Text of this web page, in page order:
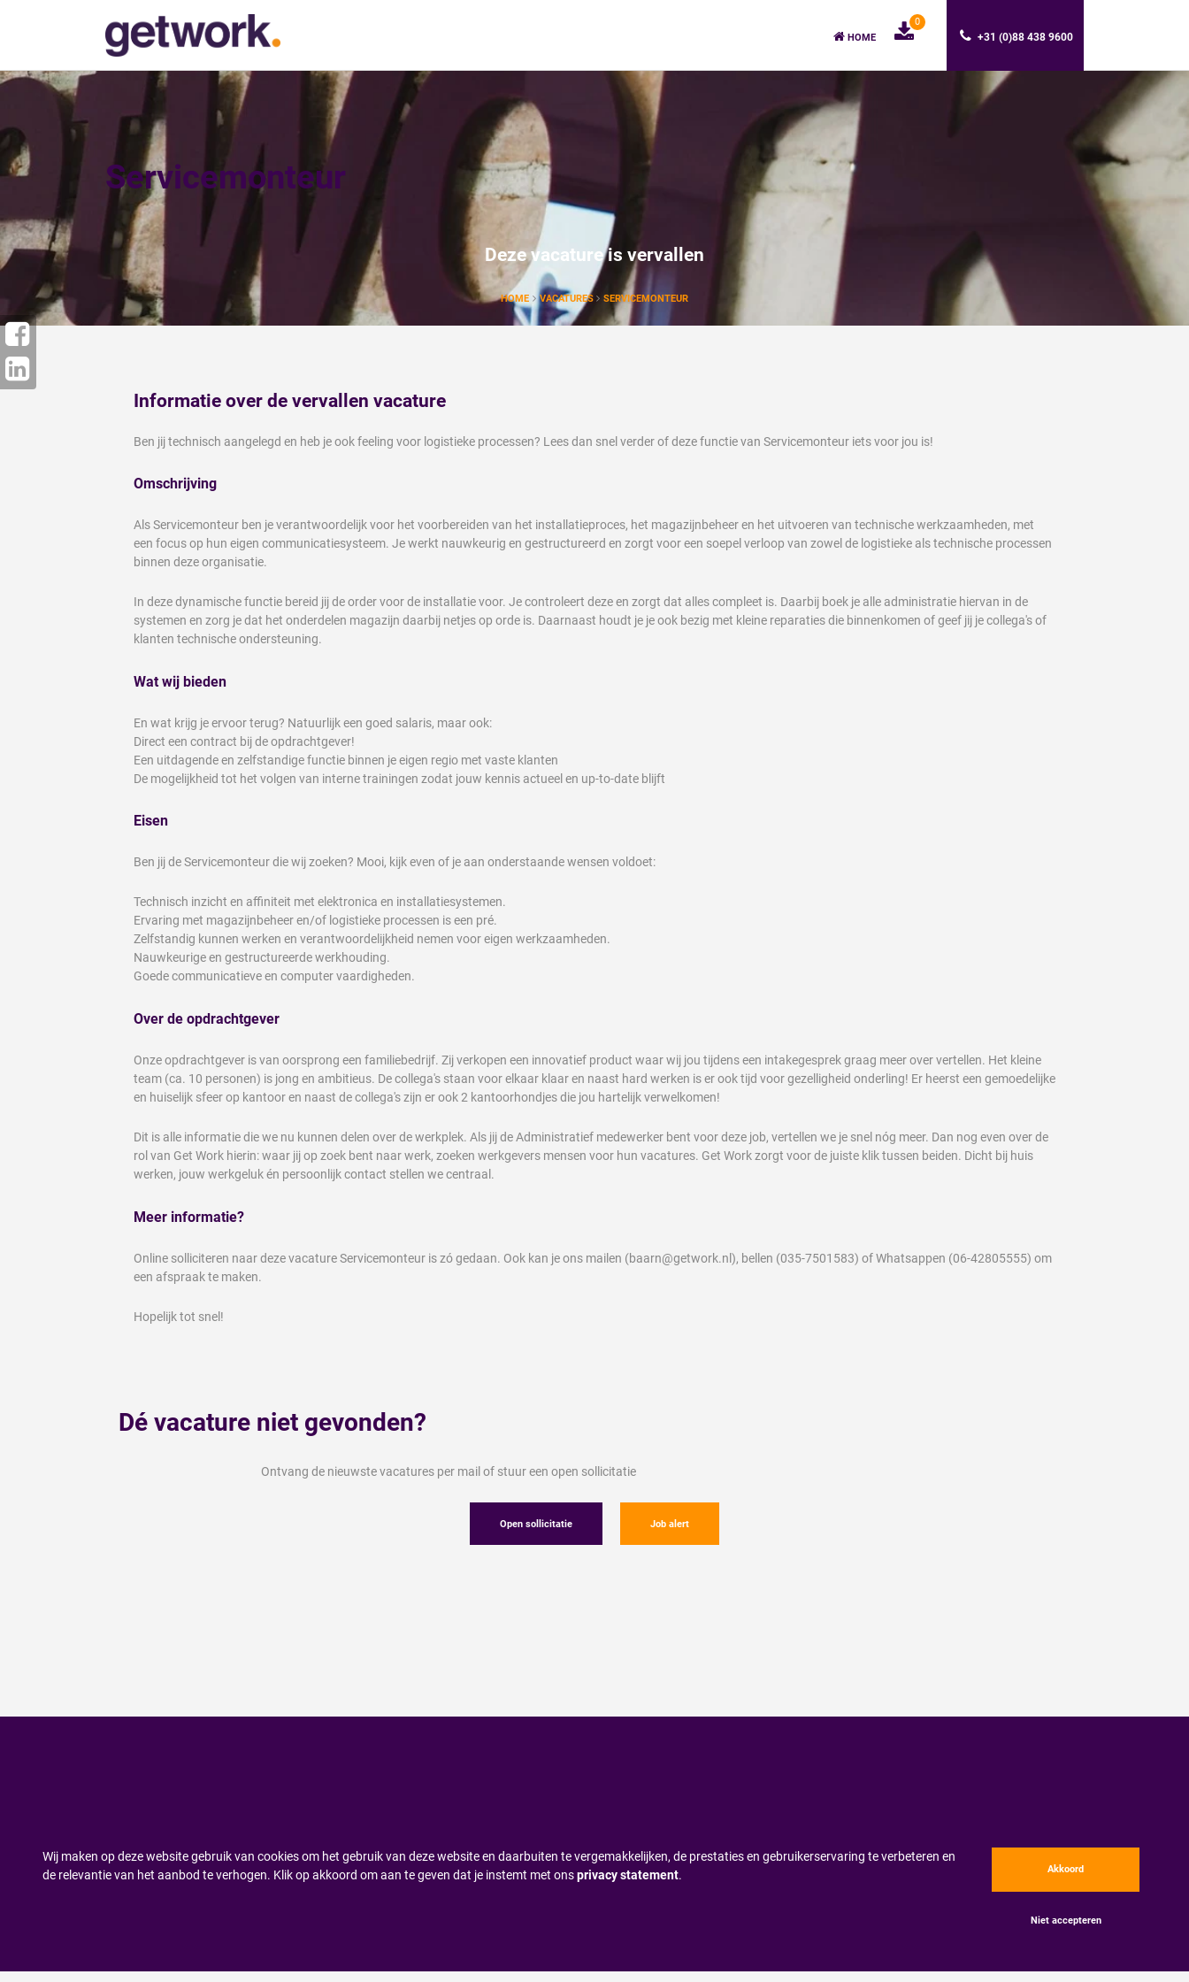
+31 (0)88 438 9600
HOME
0
Servicemonteur
Deze vacature is vervallen
HOME VACATURES SERVICEMONTEUR
Informatie over de vervallen vacature
Ben jij technisch aangelegd en heb je ook feeling voor logistieke processen? Lees dan snel verder of deze functie van Servicemonteur iets voor jou is!
Omschrijving
Als Servicemonteur ben je verantwoordelijk voor het voorbereiden van het installatieproces, het magazijnbeheer en het uitvoeren van technische werkzaamheden, met
een focus op hun eigen communicatiesysteem. Je werkt nauwkeurig en gestructureerd en zorgt voor een soepel verloop van zowel de logistieke als technische processen
binnen deze organisatie.
In deze dynamische functie bereid jij de order voor de installatie voor. Je controleert deze en zorgt dat alles compleet is. Daarbij boek je alle administratie hiervan in de
systemen en zorg je dat het onderdelen magazijn daarbij netjes op orde is. Daarnaast houdt je je ook bezig met kleine reparaties die binnenkomen of geef jij je collega's of
klanten technische ondersteuning.
Wat wij bieden
En wat krijg je ervoor terug? Natuurlijk een goed salaris, maar ook:
Direct een contract bij de opdrachtgever!
Een uitdagende en zelfstandige functie binnen je eigen regio met vaste klanten
De mogelijkheid tot het volgen van interne trainingen zodat jouw kennis actueel en up-to-date blijft
Eisen
Ben jij de Servicemonteur die wij zoeken? Mooi, kijk even of je aan onderstaande wensen voldoet:
Technisch inzicht en affiniteit met elektronica en installatiesystemen.
Ervaring met magazijnbeheer en/of logistieke processen is een pré.
Zelfstandig kunnen werken en verantwoordelijkheid nemen voor eigen werkzaamheden.
Nauwkeurige en gestructureerde werkhouding.
Goede communicatieve en computer vaardigheden.
Over de opdrachtgever
Onze opdrachtgever is van oorsprong een familiebedrijf. Zij verkopen een innovatief product waar wij jou tijdens een intakegesprek graag meer over vertellen. Het kleine
team (ca. 10 personen) is jong en ambitieus. De collega's staan voor elkaar klaar en naast hard werken is er ook tijd voor gezelligheid onderling! Er heerst een gemoedelijke
en huiselijk sfeer op kantoor en naast de collega's zijn er ook 2 kantoorhondjes die jou hartelijk verwelkomen!
Dit is alle informatie die we nu kunnen delen over de werkplek. Als jij de Administratief medewerker bent voor deze job, vertellen we je snel nóg meer. Dan nog even over de
rol van Get Work hierin: waar jij op zoek bent naar werk, zoeken werkgevers mensen voor hun vacatures. Get Work zorgt voor de juiste klik tussen beiden. Dicht bij huis
werken, jouw werkgeluk én persoonlijk contact stellen we centraal.
Meer informatie?
Online solliciteren naar deze vacature Servicemonteur is zó gedaan. Ook kan je ons mailen (baarn@getwork.nl), bellen (035-7501583) of Whatsappen (06-42805555) om
een afspraak te maken.
Hopelijk tot snel!
Dé vacature niet gevonden?
Ontvang de nieuwste vacatures per mail of stuur een open sollicitatie
Open sollicitatie Job alert
Wij maken op deze website gebruik van cookies om het gebruik van deze website en daarbuiten te vergemakkelijken, de prestaties en gebruikerservaring te verbeteren en
de relevantie van het aanbod te verhogen. Klik op akkoord om aan te geven dat je instemt met onsprivacy statement. Akkoord
Niet accepteren